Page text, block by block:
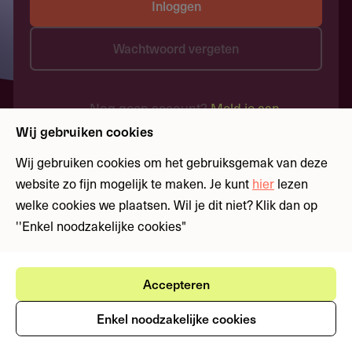
Inloggen
Wachtwoord vergeten
Nog geen account?Meld je aan
Wij gebruiken cookies
Wij gebruiken cookies om het gebruiksgemak van deze
website zo fijn mogelijk te maken. Je kunt hier lezen
welke cookies we plaatsen. Wil je dit niet? Klik dan op
''Enkel noodzakelijke cookies"
Accepteren
Enkel noodzakelijke cookies